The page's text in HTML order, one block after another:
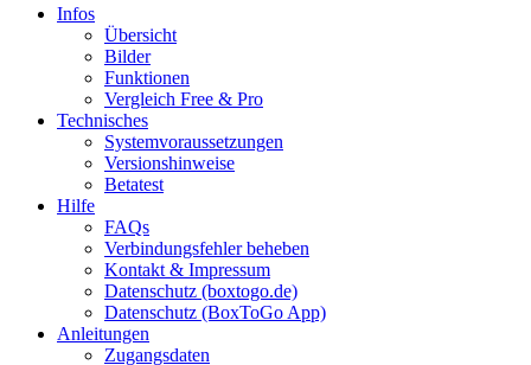
Infos
Übersicht
Bilder
Funktionen
Vergleich Free & Pro
Technisches
Systemvoraussetzungen
Versionshinweise
Betatest
Hilfe
FAQs
Verbindungsfehler beheben
Kontakt & Impressum
Datenschutz (boxtogo.de)
Datenschutz (BoxToGo App)
Anleitungen
Zugangsdaten